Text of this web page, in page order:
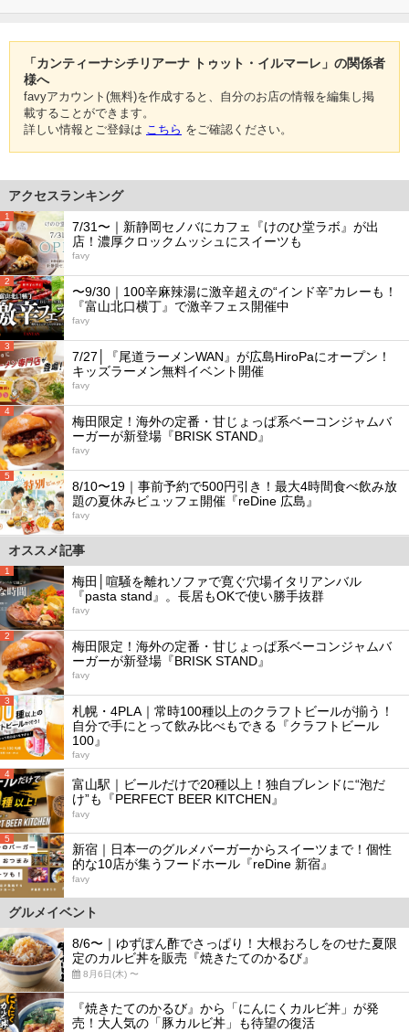
「カンティーナシチリアーナ トゥット・イルマーレ」の関係者
様へ
favyアカウント(無料)を作成すると、自分のお店の情報を編集し掲
載することができます。
詳しい情報とご登録は こちら をご確認ください。
アクセスランキング
1
7/31〜｜新静岡セノバにカフェ『けのひ堂ラボ』が出
店！濃厚クロックムッシュにスイーツも
favy
2
〜9/30｜100辛麻辣湯に激辛超えの“インド辛”カレーも！
『富山北口横丁』で激辛フェス開催中
favy
3
7/27│『尾道ラーメンWAN』が広島HiroPaにオープン！
キッズラーメン無料イベント開催
favy
4
梅田限定！海外の定番・甘じょっぱ系ベーコンジャムバ
ーガーが新登場『BRISK STAND』
favy
5
8/10〜19｜事前予約で500円引き！最大4時間食べ飲み放
題の夏休みビュッフェ開催『reDine 広島』
favy
オススメ記事
1
梅田│喧騒を離れソファで寛ぐ穴場イタリアンバル
『pasta stand』。長居もOKで使い勝手抜群
favy
2
梅田限定！海外の定番・甘じょっぱ系ベーコンジャムバ
ーガーが新登場『BRISK STAND』
favy
3
札幌・4PLA｜常時100種以上のクラフトビールが揃う！
自分で手にとって飲み比べもできる『クラフトビール
100』
favy
4
富山駅｜ビールだけで20種以上！独自ブレンドに“泡だ
け”も『PERFECT BEER KITCHEN』
favy
5
新宿｜日本一のグルメバーガーからスイーツまで！個性
的な10店が集うフードホール『reDine 新宿』
favy
グルメイベント
8/6〜｜ゆずぽん酢でさっぱり！大根おろしをのせた夏限
定のカルビ丼を販売『焼きたてのかるび』
8月6日(木) 〜
『焼きたてのかるび』から「にんにくカルビ丼」が発
売！大人気の「豚カルビ丼」も待望の復活